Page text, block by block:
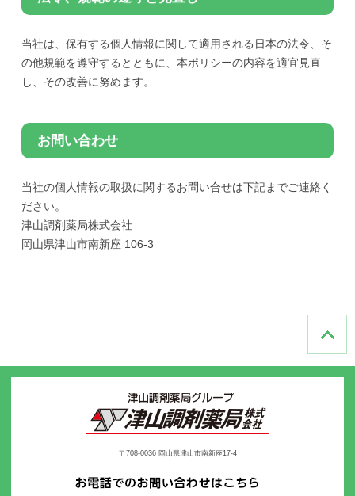
当社は、保有する個人情報に関して適用される日本の法令、そ
の他規範を遵守するとともに、本ポリシーの内容を適宜見直
し、その改善に努めます。
お問い合わせ
当社の個人情報の取扱に関するお問い合せは下記までご連絡く
ださい。
津山調剤薬局株式会社
岡山県津山市南新座 106-3
〒708-0036 岡山県津山市南新座17-4